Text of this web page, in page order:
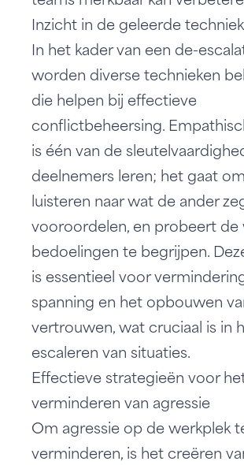
Inzicht in de geleerde
In het kader van een de-
worden diverse technieken
die helpen bij effectieve
conflictbeheersing.
is één van de
deelnemers leren; het gaat
luisteren naar wat de ander
vooroordelen, en probeert de
bedoelingen te begrijpen.
is essentieel voor
spanning en het opbouwen
vertrouwen, wat cruciaal is in
escaleren van situaties.
Effectieve strategieën voor
verminderen van agressie
Om agressie op de werkplek
verminderen, is het creëren